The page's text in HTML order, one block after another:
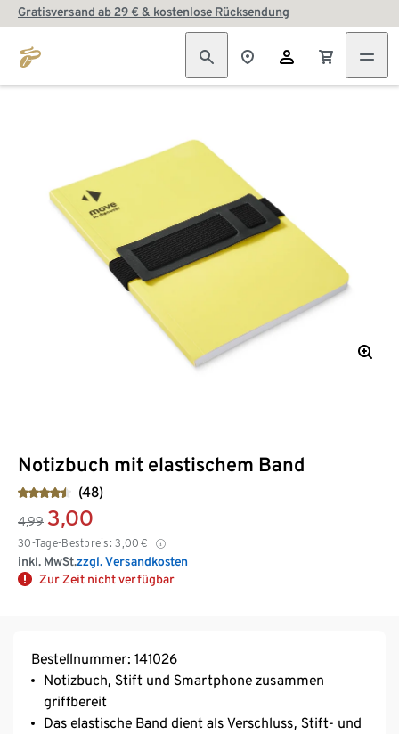
Gratisversand ab 29 € & kostenlose Rücksendung
Notizbuch mit elastischem Band
(48)
4,99 3,00
30-Tage-Bestpreis: 3,00 €
inkl. MwSt.zzgl. Versandkosten
Zur Zeit nicht verfügbar
Bestellnummer: 141026
Notizbuch, Stift und Smartphone zusammen
griffbereit
Das elastische Band dient als Verschluss, Stift- und